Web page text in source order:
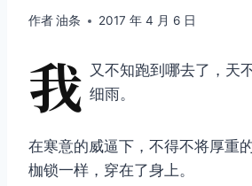
作者油条 2017 年 4 月 6 日
我 又不知跑到哪去了，天
细雨。
在寒意的威逼下，不得不将厚重
枷锁一样，穿在了身上。